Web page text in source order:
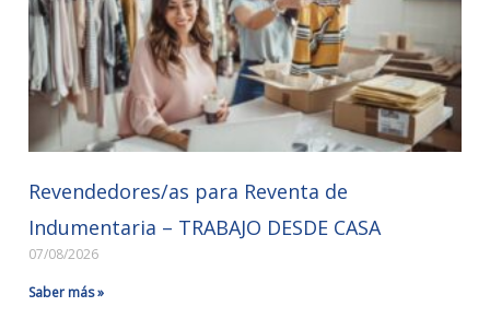
Revendedores/as para Reventa de
Indumentaria – TRABAJO DESDE CASA
07/08/2026
Saber más »